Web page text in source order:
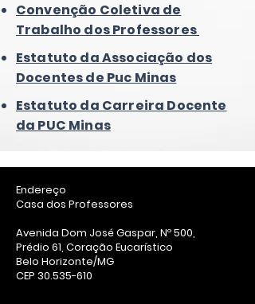
Convenção Coletiva de
Trabalho dos Professores
Estatuto da Associação dos
Docentes de Puc Minas
Estatuto da Carreira Docente
da PUC Minas
Endereço
​​Casa dos Professores
Avenida Dom José Gaspar, Nº 500,
Prédio 61, Coração Eucarístico
Belo Horizonte/MG
CEP 30.535-610